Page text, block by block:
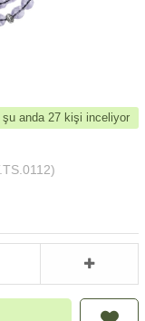
şu anda 27 kişi inceliyor